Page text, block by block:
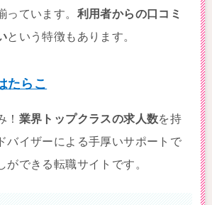
っています。 利用者からの口コミ
という特徴もあります。
たらこ
！ 業界トップクラスの求人数を持
バイザーによる手厚いサポートで
ができる転職サイトです。